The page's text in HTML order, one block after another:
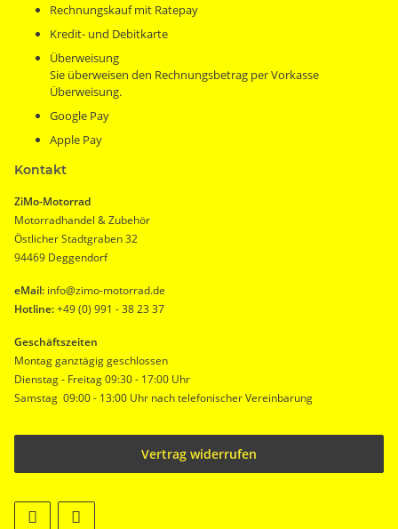
Rechnungskauf mit Ratepay
Kredit- und Debitkarte
Überweisung
Sie überweisen den Rechnungsbetrag per Vorkasse
Überweisung.
Google Pay
Apple Pay
Kontakt
ZiMo-Motorrad
Motorradhandel & Zubehör
Östlicher Stadtgraben 32
94469 Deggendorf
eMail: info@zimo-motorrad.de
Hotline:+49 (0) 991 - 38 23 37
Geschäftszeiten
Montag ganztägig geschlossen
Dienstag - Freitag 09:30 - 17:00 Uhr
Samstag 09:00 - 13:00 Uhr nach telefonischer Vereinbarung
Vertrag widerrufen